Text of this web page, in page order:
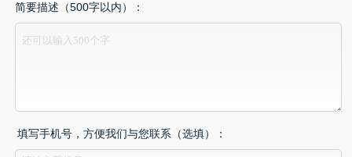
简要描述（500字以内）：
填写手机号，方便我们与您联系（选填）：